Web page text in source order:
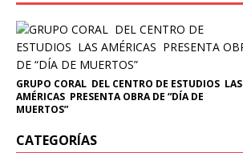
GRUPO CORAL DEL CENTRO DE ESTUDIOS LAS
AMÉRICAS PRESENTA OBRA DE “DÍA DE
MUERTOS”
CATEGORÍAS